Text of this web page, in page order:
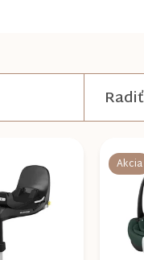
Akcia